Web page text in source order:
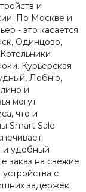
и
По Москве и
- это касается
Одинцово,
Курьерская
Лобню,
и
могут
что и
Smart Sale
и удобный
заказ на свежие
с
задержек.